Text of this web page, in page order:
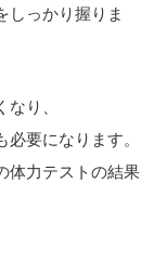
しっかり握りま
り、
要になります。
体力テストの結果